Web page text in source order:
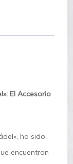
El Accesorio
ha sido
encuentran